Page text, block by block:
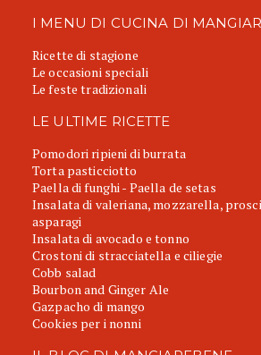
I MENU DI CUCINA DI
Ricette di stagione
Le occasioni speciali
Le feste tradizionali
LE ULTIME RICETTE
Pomodori ripieni di burrata
Torta pasticciotto
Paella di funghi - Paella de setas
Insalata di valeriana, mozzarella,
asparagi
Insalata di avocado e tonno
Crostoni di stracciatella e ciliegie
Cobb salad
Bourbon and Ginger Ale
Gazpacho di mango
Cookies per i nonni